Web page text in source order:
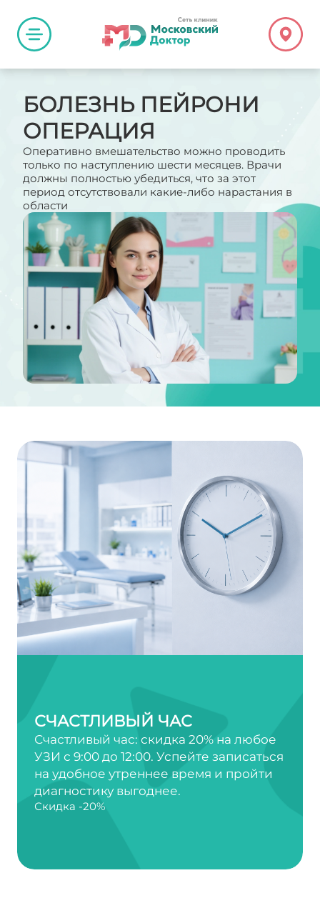
БОЛЕЗНЬ ПЕЙРОНИ
ОПЕРАЦИЯ
Оперативно вмешательство можно проводить
только по наступлению шести месяцев. Врачи
должны полностью убедиться, что за этот
период отсутствовали какие-либо нарастания в
области
СЧАСТЛИВЫЙ ЧАС
Счастливый час: скидка 20% на любое
УЗИ с 9:00 до 12:00. Успейте записаться
на удобное утреннее время и пройти
диагностику выгоднее.
Скидка -20%